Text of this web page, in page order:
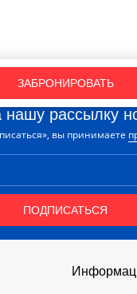
ЗАБРОНИРОВАТЬ
рассылку
вы принимаете
ПОДПИСАТЬСЯ